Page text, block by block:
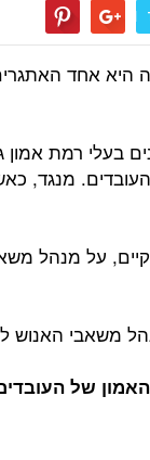
היא אחד
של כ-40% בשחיקת
על מנהל
משאבי